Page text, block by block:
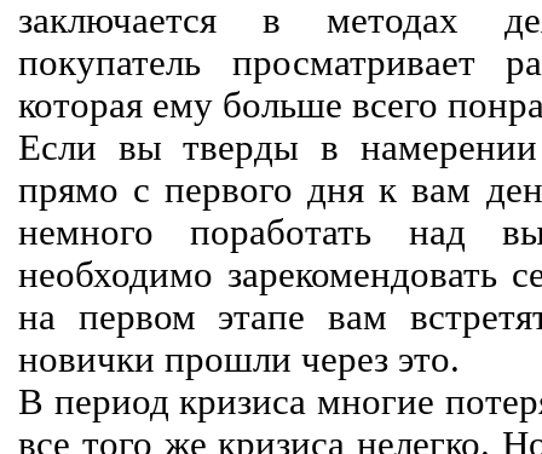
заключается в методах
покупатель просматривает
которая ему больше всего
Если вы тверды в
прямо с первого дня к вам
немного поработать над
необходимо зарекомендовать
на первом этапе вам
новички прошли через это.
В период кризиса многие
все того же кризиса нелегко.